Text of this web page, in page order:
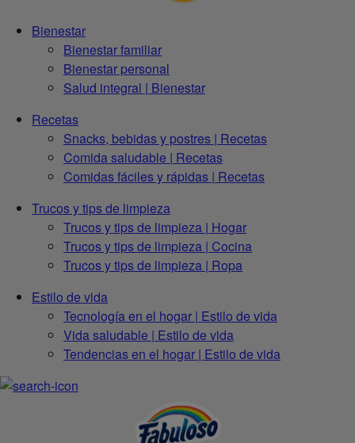
Bienestar
Bienestar familiar
Bienestar personal
Salud integral | Bienestar
Recetas
Snacks, bebidas y postres | Recetas
Comida saludable | Recetas
Comidas fáciles y rápidas | Recetas
Trucos y tips de limpieza
Trucos y tips de limpieza | Hogar
Trucos y tips de limpieza | Cocina
Trucos y tips de limpieza | Ropa
Estilo de vida
Tecnología en el hogar | Estilo de vida
Vida saludable | Estilo de vida
Tendencias en el hogar | Estilo de vida